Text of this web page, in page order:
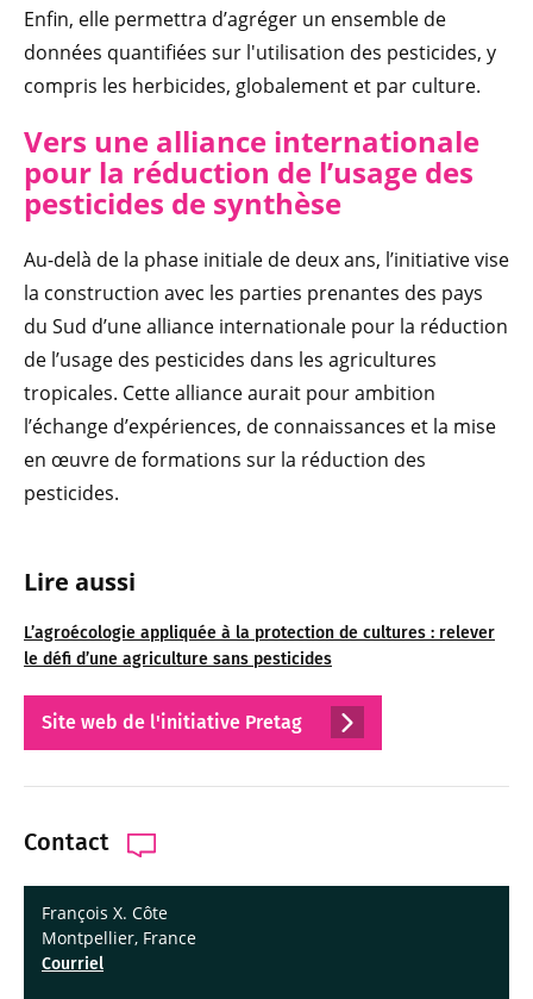
Lire aussi
L’agroécologie appliquée à la protection de cultures : relever
le défi d’une agriculture sans pesticides
Site web de l'initiative Pretag
Contact
François X. Côte
Montpellier, France
Courriel
Enfin, elle permettra d’agréger un ensemble de
données quantifiées sur l'utilisation des pesticides, y
compris les herbicides, globalement et par culture.
Vers une alliance internationale
pour la réduction de l’usage des
pesticides de synthèse
Au-delà de la phase initiale de deux ans, l’initiative vise
la construction avec les parties prenantes des pays
du Sud d’une alliance internationale pour la réduction
de l’usage des pesticides dans les agricultures
tropicales. Cette alliance aurait pour ambition
l’échange d’expériences, de connaissances et la mise
en œuvre de formations sur la réduction des
pesticides.